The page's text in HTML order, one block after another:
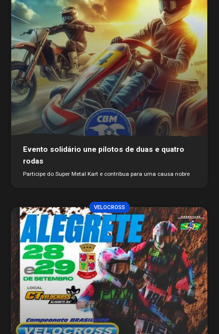
Evento solidário une pilotos de duas e quatro
rodas
Participe do Super Metal Kart e contribua para uma causa nobre
VELOCROSS